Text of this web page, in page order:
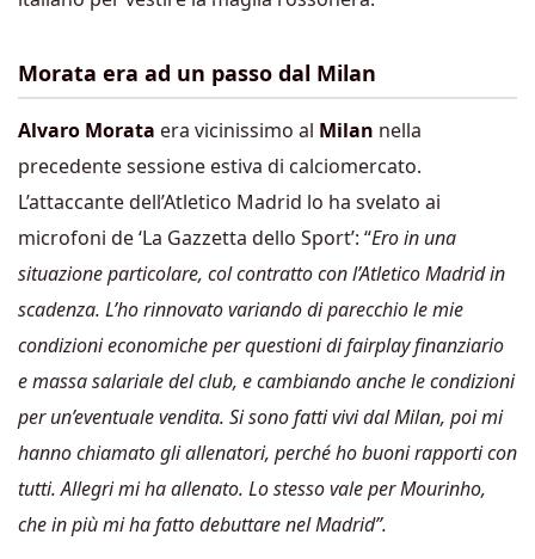
Morata era ad un passo dal Milan
Alvaro Morata era vicinissimo al Milan nella
precedente sessione estiva di calciomercato.
L’attaccante dell’Atletico Madrid lo ha svelato ai
microfoni de ‘La Gazzetta dello Sport’: “Ero in una
situazione particolare, col contratto con l’Atletico Madrid in
scadenza. L’ho rinnovato variando di parecchio le mie
condizioni economiche per questioni di fairplay finanziario
e massa salariale del club, e cambiando anche le condizioni
per un’eventuale vendita. Si sono fatti vivi dal Milan, poi mi
hanno chiamato gli allenatori, perché ho buoni rapporti con
tutti. Allegri mi ha allenato. Lo stesso vale per Mourinho,
che in più mi ha fatto debuttare nel Madrid”.